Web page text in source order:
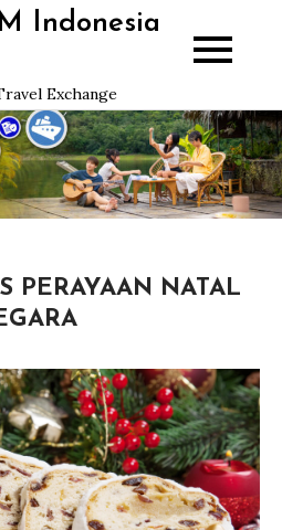
Indonesia
Exchange
PERAYAAN NATAL